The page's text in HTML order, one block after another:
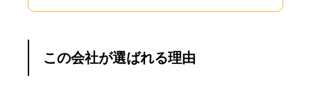
この会社が選ばれる理由